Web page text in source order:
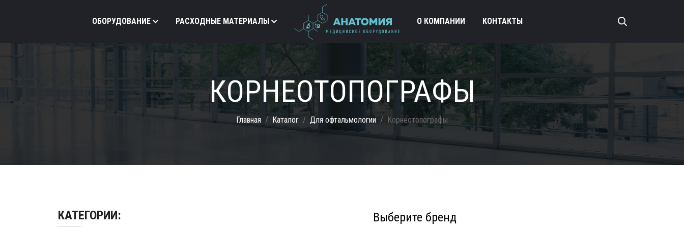
ОБОРУДОВАНИЕ РАСХОДНЫЕ МАТЕРИАЛЫ О КОМПАНИИ КОНТАКТЫ
КОРНЕОТОПОГРАФЫ
Главная Каталог Для офтальмологии Корнеотопографы
КАТЕГОРИИ: Выберите бренд